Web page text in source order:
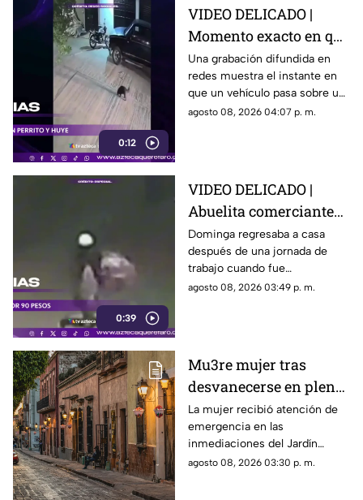
0:12
VIDEO DELICADO |
Momento exacto en que
camioneta atropella a
un perro y conductor
escapa
Una grabación difundida en
redes muestra el instante en
que un vehículo pasa sobre un
perro y continúa su camino sin
agosto 08, 2026 04:07 p. m.
0:39
VIDEO DELICADO |
Abuelita comerciante
es as3sin4da en Puebla
por 90 pesos
Dominga regresaba a casa
después de una jornada de
trabajo cuando fue
interceptada por un hombre
agosto 08, 2026 03:49 p. m.
Mu3re mujer tras
desvanecerse en plena
vía pública en el Centro
Histórico de Querétaro
La mujer recibió atención de
emergencia en las
inmediaciones del Jardín
Corregidora, pero los
agosto 08, 2026 03:30 p. m.